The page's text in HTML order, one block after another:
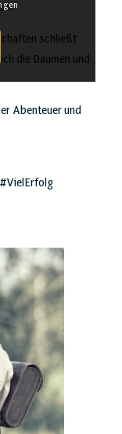
schließt
die Daumen und
Abenteuer und